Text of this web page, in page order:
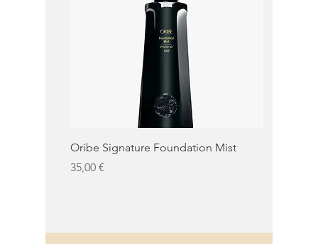
Oribe Signature Foundation Mist
Prezzo
35,00 €